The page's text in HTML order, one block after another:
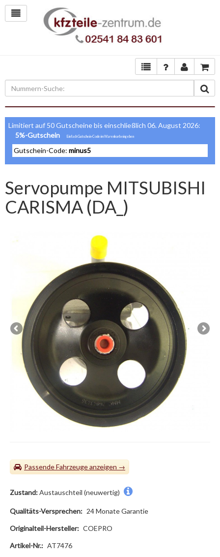
Limitiert auf 50 Gutscheine bis einschließlich 06. August 2026:
5%-Gutschein
Gutschein-Code: minus5
Servopumpe MITSUBISHI
CARISMA (DA_)
Passende Fahrzeuge
Zustand:Austauschteil (neuwertig)
Qualitäts-Versprechen: 24 Monate Garantie
Originalteil-Hersteller: COEPRO
Artikel-Nr.: AT7476